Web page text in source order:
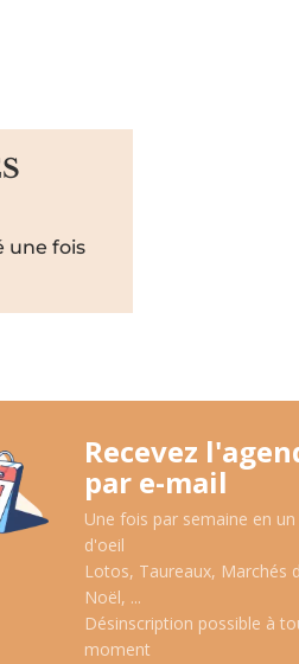
une fois
Recevez
par e-mail
Une fois par semaine en
d'oeil
Lotos, Taureaux, Marchés
Noël, ...
Désinscription possible à
moment